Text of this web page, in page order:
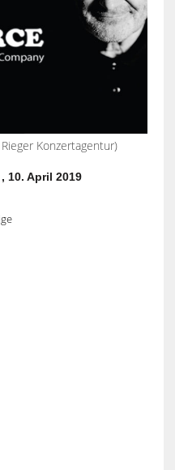
Konzertagentur)
10. April 2019